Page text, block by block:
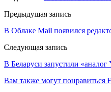
Предыдущая запись
В Облаке Mail появился
Следующая запись
В Беларуси запустили «аналог
Вам также могут понравиться